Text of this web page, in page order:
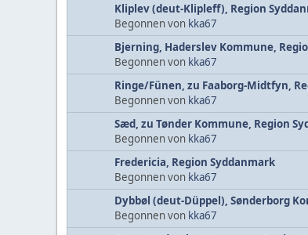
Kliplev (deut-Klipleff), Region
Begonnen von kka67
Bjerning, Haderslev Kommune,
Begonnen von kka67
Ringe/Fünen, zu Faaborg-Midtfyn,
Begonnen von kka67
Sæd, zu Tønder Kommune, Region
Begonnen von kka67
Fredericia, Region Syddanmark
Begonnen von kka67
Dybbøl (deut-Düppel), Sønderborg
Begonnen von kka67